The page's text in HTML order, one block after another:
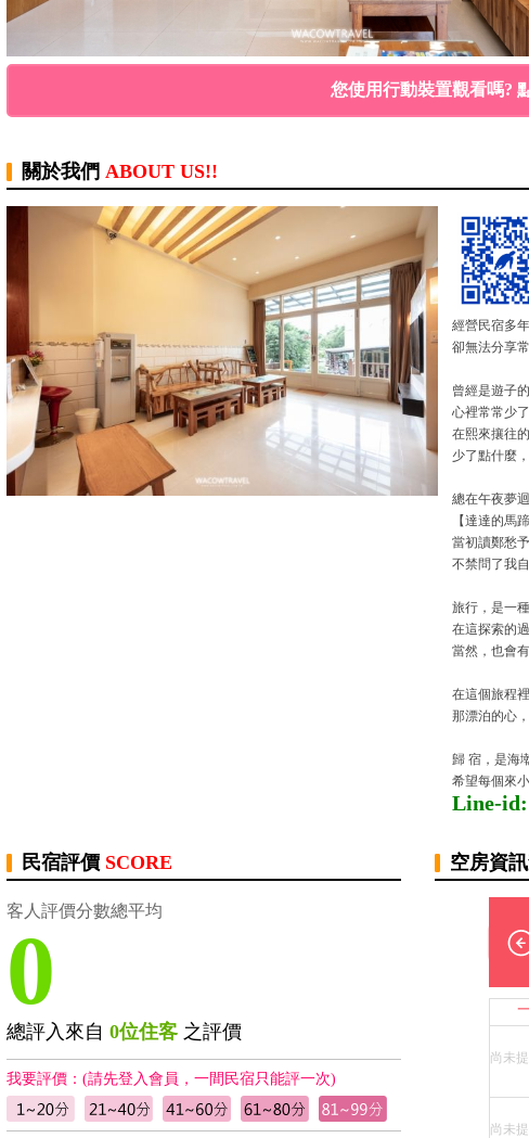
您使用行動裝置觀看嗎?
關於我們 ABOUT US!!
經營民宿多
卻無法分享
曾經是遊子
心裡常常少
在熙來攘往
少了點什麼
總在午夜夢
【達達的馬
當初讀鄭愁
不禁問了我
旅行，是一
在這探索的
當然，也會
在這個旅程
那漂泊的心
歸 宿，是海
希望每個來
Line-id:
民宿評價 SCORE
客人評價分數總平均
0
總評入來自 0位住客 之評價
我要評價：(請先登入會員，一間民宿只能評一次)
空房資
尚未
尚未